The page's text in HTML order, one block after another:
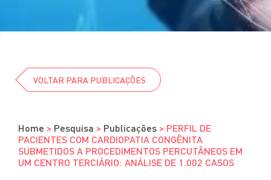
VOLTAR PARA PUBLICAÇÕES
Home > Pesquisa > Publicações > PERFIL DE
PACIENTES COM CARDIOPATIA CONGÊNITA
SUBMETIDOS A PROCEDIMENTOS PERCUTÂNEOS EM
UM CENTRO TERCIÁRIO: ANÁLISE DE 1.002 CASOS